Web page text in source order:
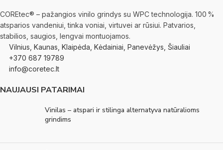
COREtec® – pažangios vinilo grindys su WPC technologija. 100 %
atsparios vandeniui, tinka voniai, virtuvei ar rūsiui. Patvarios,
stabilios, saugios, lengvai montuojamos.
Vilnius, Kaunas, Klaipėda, Kėdainiai, Panevėžys, Šiauliai
+370 687 19789
info@coretec.lt
NAUJAUSI PATARIMAI
Vinilas – atspari ir stilinga alternatyva natūralioms
grindims